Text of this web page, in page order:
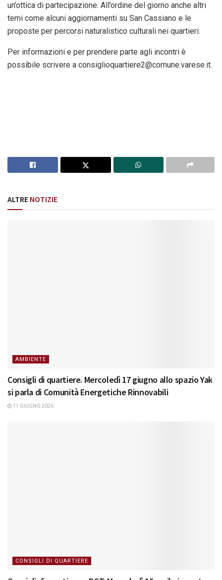
un’ottica di partecipazione. All’ordine del giorno anche altri
temi come alcuni aggiornamenti su San Cassiano e le
proposte per percorsi naturalistico culturali nei quartieri.
Per informazioni e per prendere parte agli incontri è
possibile scrivere a consiglioquartiere2@comune.varese.it.
ALTRE NOTIZIE
AMBIENTE
Consigli di quartiere. Mercoledì 17 giugno allo spazio Yak
si parla di Comunità Energetiche Rinnovabili
11 GIUGNO 2026
CONSIGLI DI QUARTIERE